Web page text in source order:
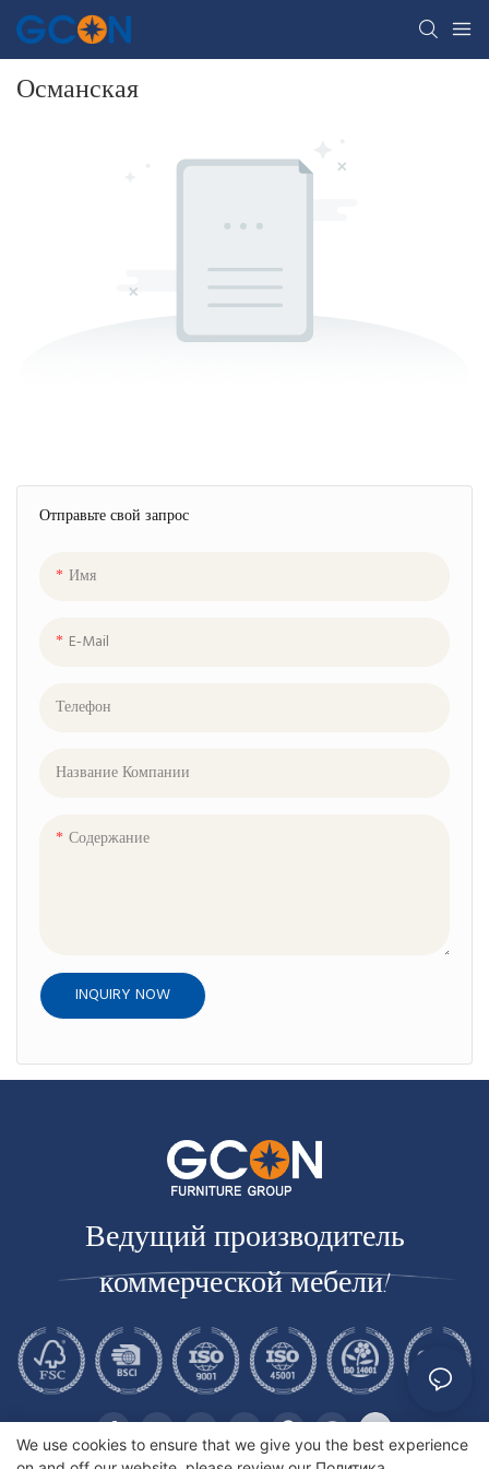
Османская
Отправьте свой запрос
Имя
E-Mail
Телефон
Название Компании
Содержание
INQUIRY NOW
Ведущий производитель
коммерческой мебели!
We use cookies to ensure that we give you the best experience